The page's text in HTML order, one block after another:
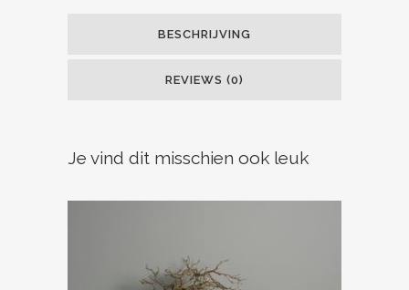
BESCHRIJVING
REVIEWS (0)
Je vind dit misschien ook leuk